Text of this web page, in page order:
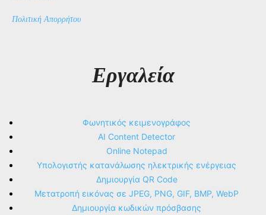
Πολιτική Απορρήτου
Εργαλεία
Φωνητικός κειμενογράφος
AI Content Detector
Online Notepad
Υπολογιστής κατανάλωσης ηλεκτρικής ενέργειας
Δημιουργία QR Code
Μετατροπή εικόνας σε JPEG, PNG, GIF, BMP, WebP
Δημιουργία κωδικών πρόσβασης